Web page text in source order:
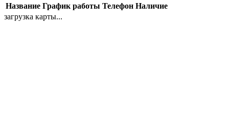
Название График работы Телефон Наличие
загрузка карты...